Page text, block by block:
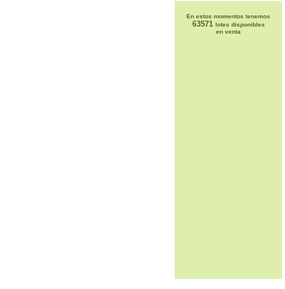
En estos momentos tenemos
63571 lotes disponibles
en venta